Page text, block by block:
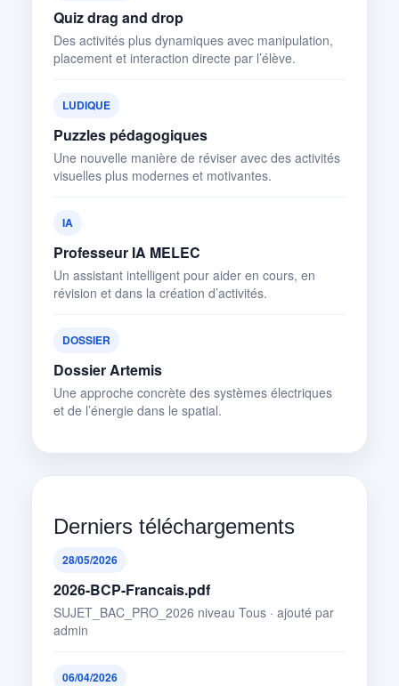
Quiz drag and drop
Des activités plus dynamiques avec manipulation,
placement et interaction directe par l’élève.
LUDIQUE
Puzzles pédagogiques
Une nouvelle manière de réviser avec des activités
visuelles plus modernes et motivantes.
IA
Professeur IA MELEC
Un assistant intelligent pour aider en cours, en
révision et dans la création d’activités.
DOSSIER
Dossier Artemis
Une approche concrète des systèmes électriques
et de l’énergie dans le spatial.
Derniers téléchargements
28/05/2026
2026-BCP-Francais.pdf
SUJET_BAC_PRO_2026 niveau Tous · ajouté par
admin
06/04/2026